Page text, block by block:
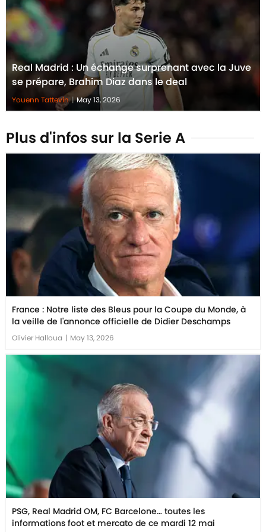
Real Madrid : Un échange surprenant avec la Juve
se prépare, Brahim Diaz dans le deal
Youenn Tattevin | May 13, 2026
Plus d'infos sur la Serie A
France : Notre liste des Bleus pour la Coupe du Monde, à
la veille de l'annonce officielle de Didier Deschamps
Olivier Halloua | May 13, 2026
PSG, Real Madrid OM, FC Barcelone… toutes les
informations foot et mercato de ce mardi 12 mai